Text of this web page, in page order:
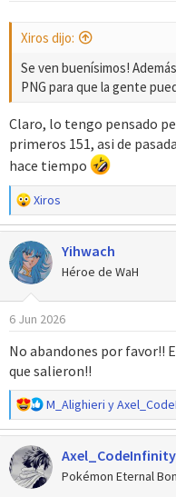
:
Xiros dijo:
Se ven buenísimos!
PNG para que la gente
Claro, lo tengo pensado
primeros 151, asi de
hace tiempo
R
e
a
c
c
i
o
n
s
:
Xiros
Yihwach
Héroe de WaH
6 Jun 2026
No abandones por favor!!
que salieron!!
R
e
a
c
c
M_Alighieri y
Axel_CodeInfinity
Pokémon Eternal